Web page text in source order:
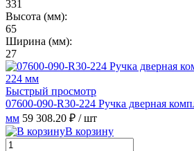
331
Высота (мм):
65
Ширина (мм):
27
Быстрый просмотр
07600-090-R30-224 Ручка дверная
мм 59 308.20 ₽ / шт
В корзину